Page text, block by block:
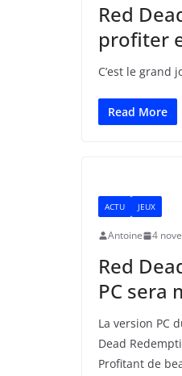
Red
profiter
C’est le grand
Read More
ACTU JEUX
Antoine 4
Red
PC sera
La version PC
Dead
Profitant de